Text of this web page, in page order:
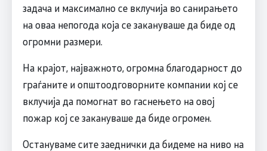
задача и максимално се вклучија во санирањето
на оваа непогода која се закануваше да биде од
огромни размери.
На крајот, најважното, огромна благодарност до
граѓаните и општоодговорните компании кој се
вклучија да помогнат во гаснењето на овој
пожар кој се закануваше да биде огромен.
Остануваме сите заеднички да бидеме на ниво на